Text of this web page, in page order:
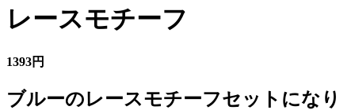
レースモチーフ
1393円
ブルーのレースモチーフセットになり